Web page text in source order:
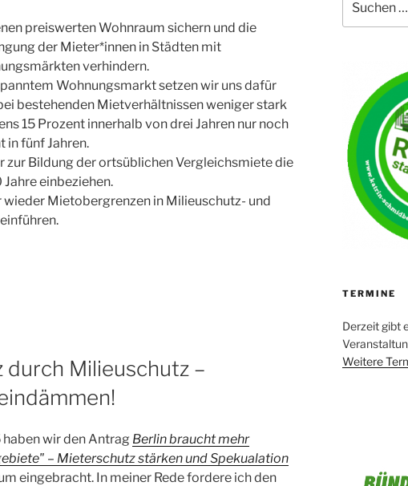
preiswerten Wohnraum sichern und die
der Mieter*innen in Städten mit
verhindern.
Wohnungsmarkt setzen wir uns dafür
bestehenden Mietverhältnissen weniger stark
15 Prozent innerhalb von drei Jahren nur noch
in fünf Jahren.
zur Bildung der ortsüblichen Vergleichsmiete die
einbeziehen.
Mietobergrenzen in Milieuschutz- und
Milieuschutz –
wir den Antrag Berlin braucht mehr
– Mieterschutz stärken und Spekualation
eingebracht. In meiner Rede fordere ich den
nach:
TERMINE
Derzeit gibt
Weitere